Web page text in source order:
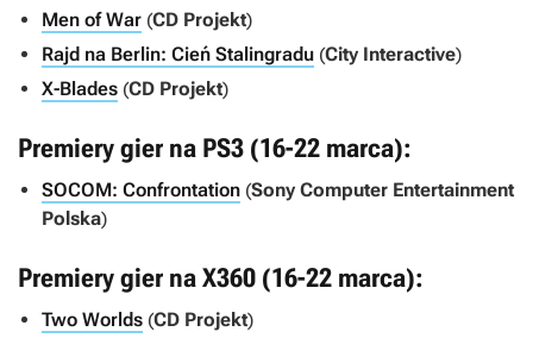
Men of War (CD Projekt)
Rajd na Berlin: Cień Stalingradu (City Interactive)
X-Blades (CD Projekt)
Premiery gier na PS3 (16-22 marca):
SOCOM: Confrontation (Sony Computer Entertainment
Polska)
Premiery gier na X360 (16-22 marca):
Two Worlds (CD Projekt)